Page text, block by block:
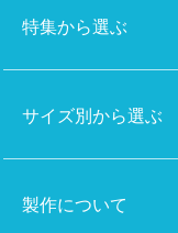
特集から選ぶ
サイズ別から選ぶ
製作について